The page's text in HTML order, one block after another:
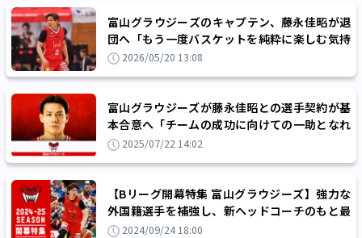
富山グラウジーズのキャプテン、藤永佳昭が退
団へ「もう一度バスケットを純粋に楽しむ気持
ちを取り戻すことができました」
2026/05/20 13:08
富山グラウジーズが藤永佳昭との選手契約が基
本合意へ「チームの成功に向けての一助となれ
るよう努めていきます」
2025/07/22 14:02
【Bリーグ開幕特集 富山グラウジーズ】強力な
外国籍選手を補強し、新ヘッドコーチのもと最
短でのB1復帰を目指す！
2024/09/24 18:00